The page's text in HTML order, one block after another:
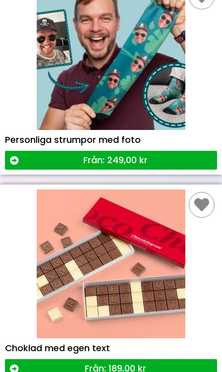
Personliga strumpor med foto
Från: 249,00 kr
Choklad med egen text
Från: 189,00 kr